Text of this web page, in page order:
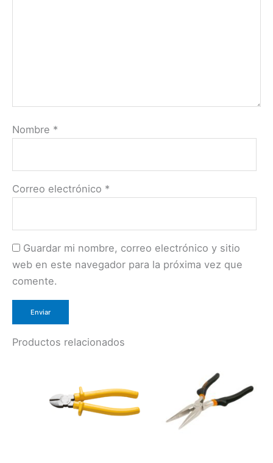
Nombre *
Correo electrónico *
Guardar mi nombre, correo electrónico y sitio
web en este navegador para la próxima vez que
comente.
Productos relacionados